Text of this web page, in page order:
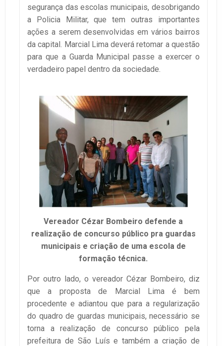
segurança das escolas municipais, desobrigando
a Policia Militar, que tem outras importantes
ações a serem desenvolvidas em vários bairros
da capital. Marcial Lima deverá retomar a questão
para que a Guarda Municipal passe a exercer o
verdadeiro papel dentro da sociedade.
Vereador Cézar Bombeiro defende a
realização de concurso público pra guardas
municipais e criação de uma escola de
formação técnica.
Por outro lado, o vereador Cézar Bombeiro, diz
que a proposta de Marcial Lima é bem
procedente e adiantou que para a regularização
do quadro de guardas municipais, necessário se
torna a realização de concurso público pela
prefeitura de São Luís e também a criação de